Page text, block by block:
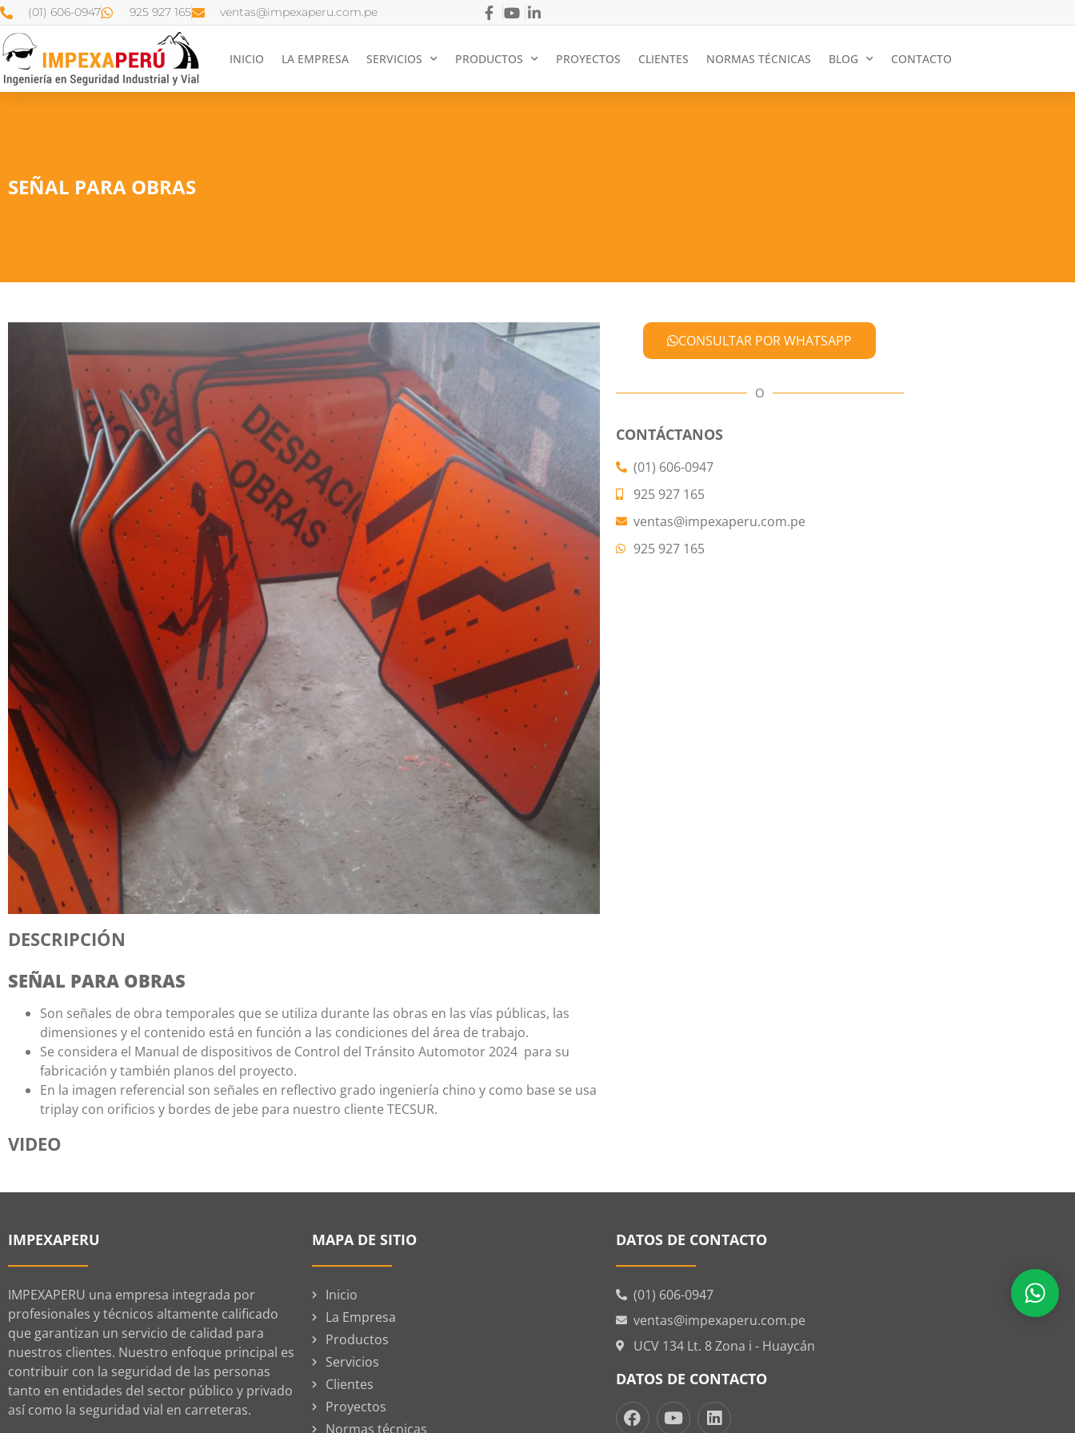
(01) 606-0947 925 927 165 ventas@impexaperu.com.pe
INICIO LA EMPRESA SERVICIOS PRODUCTOS PROYECTOS CLIENTES NORMAS TÉCNICAS BLOG CONTACTO
SEÑAL PARA OBRAS
DESCRIPCIÓN
SEÑAL PARA OBRAS
Son señales de obra temporales que se utiliza durante las obras en las vías públicas, las
dimensiones y el contenido está en función a las condiciones del área de trabajo.
Se considera el Manual de dispositivos de Control del Tránsito Automotor 2024 para su
fabricación y también planos del proyecto.
En la imagen referencial son señales en reflectivo grado ingeniería chino y como base se usa
triplay con orificios y bordes de jebe para nuestro cliente TECSUR.
VIDEO
CONSULTAR POR WHATSAPP
O
CONTÁCTANOS
(01) 606-0947
925 927 165
ventas@impexaperu.com.pe
925 927 165
IMPEXAPERU
IMPEXAPERU una empresa integrada por
profesionales y técnicos altamente calificado
que garantizan un servicio de calidad para
nuestros clientes. Nuestro enfoque principal es
contribuir con la seguridad de las personas
tanto en entidades del sector público y privado
así como la seguridad vial en carreteras.
MAPA DE SITIO
Inicio
La Empresa
Productos
Servicios
Clientes
Proyectos
Normas técnicas
DATOS DE CONTACTO
(01) 606-0947
ventas@impexaperu.com.pe
UCV 134 Lt. 8 Zona i - Huaycán
DATOS DE CONTACTO